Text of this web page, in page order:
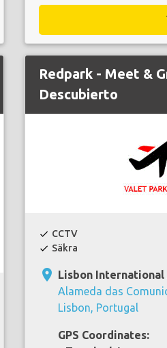
Redpark - Meet &
Descubierto
check CCTV
check Säkra
place Lisbon
Alameda das
Lisbon, Portugal
GPS Coordinates: